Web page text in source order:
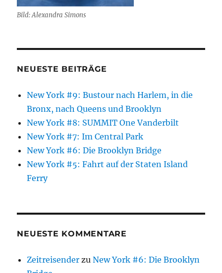
Bild: Alexandra Simons
NEUESTE BEITRÄGE
New York #9: Bustour nach Harlem, in die
Bronx, nach Queens und Brooklyn
New York #8: SUMMIT One Vanderbilt
New York #7: Im Central Park
New York #6: Die Brooklyn Bridge
New York #5: Fahrt auf der Staten Island
Ferry
NEUESTE KOMMENTARE
Zeitreisender zuNew York #6: Die Brooklyn